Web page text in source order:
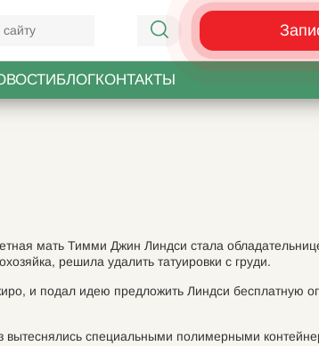
БЛОГКОНТАКТЫ
мать Тимми Джин Линдси стала
решила удалить татуировки с груди.
и подал идею предложить Линдси бесплатную
специальными полимерными